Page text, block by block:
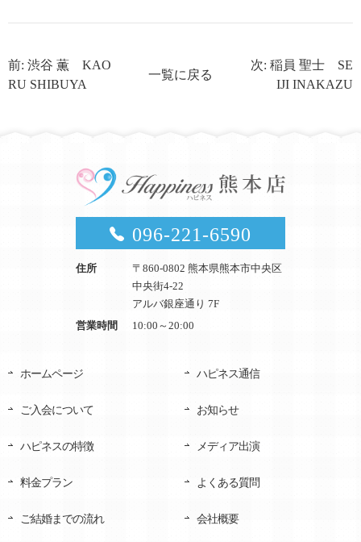
前: 渋谷 薫 KAO
RU SHIBUYA
一覧に戻る
次: 稲員 聖士 SE
IJI INAKAZU
096-221-6590
住所
〒860-0802 熊本県熊本市中央区
中央街4-22
アルバ銀座通り 7F
営業時間
10:00～20:00
ホームページ
ご入会について
ハピネスの特徴
料金プラン
ご結婚までの流れ
ハピネス通信
お知らせ
メディア出演
よくある質問
会社概要